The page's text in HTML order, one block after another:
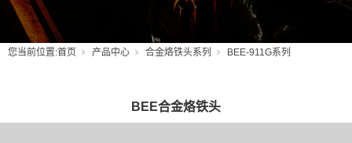
您当前位置:首页 产品中心 合金烙铁头系列 BEE-911G系列
BEE合金烙铁头